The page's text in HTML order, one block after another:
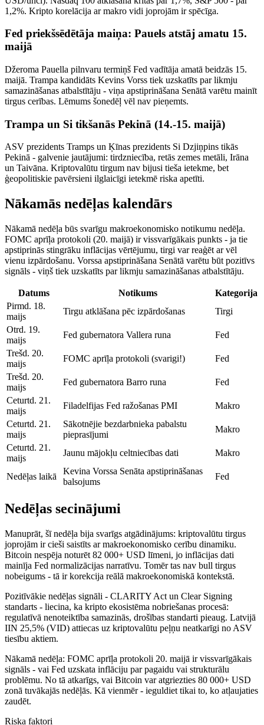
1,2%. Kripto korelācija ar makro vidi joprojām ir spēcīga.
Fed priekšsēdētāja maiņa: Pauels atstāj amatu 15.
maijā
Džeroma Pauella pilnvaru termiņš Fed vadītāja amatā beidzās 15.
maijā. Trampa kandidāts Kevins Vorss tiek uzskatīts par likmju
samazināšanas atbalstītāju - viņa apstiprināšana Senātā varētu mainīt
tirgus cerības. Lēmums šonedēļ vēl nav pieņemts.
Trampa un Si tikšanās Pekinā (14.-15. maijā)
ASV prezidents Tramps un Ķīnas prezidents Si Dzjiņpins tikās
Pekinā - galvenie jautājumi: tirdzniecība, retās zemes metāli, Irāna
un Taivāna. Kriptovalūtu tirgum nav bijusi tieša ietekme, bet
ģeopolitiskie pavērsieni ilglaicīgi ietekmē riska apetīti.
Nākamās nedēļas kalendārs
Nākamā nedēļa būs svarīgu makroekonomisko notikumu nedēļa.
FOMC aprīļa protokoli (20. maijā) ir vissvarīgākais punkts - ja tie
apstiprinās stingrāku inflācijas vērtējumu, tirgi var reaģēt ar vēl
vienu izpārdošanu. Vorssa apstiprināšana Senātā varētu būt pozitīvs
signāls - viņš tiek uzskatīts par likmju samazināšanas atbalstītāju.
Datums Notikums
Kategorija
Pirmd. 18.
maijs
Tirgu atklāšana pēc izpārdošanas
Tirgi
Otrd. 19.
maijs
Fed gubernatora Vallera runa
Fed
Trešd. 20.
maijs
FOMC aprīļa protokoli (svarigi!)
Fed
Trešd. 20.
maijs
Fed gubernatora Barro runa
Fed
Ceturtd. 21.
maijs
Filadelfijas Fed ražošanas PMI
Makro
Ceturtd. 21.
maijs
Sākotnējie bezdarbnieka pabalstu
pieprasījumi
Makro
Ceturtd. 21.
maijs
Jaunu mājokļu celtniecības dati Makro
Nedēļas laikā
Kevina Vorssa Senāta apstiprināšanas
balsojums
Fed
Nedēļas secinājumi
Manuprāt, šī nedēļa bija svarīgs atgādinājums: kriptovalūtu tirgus
joprojām ir cieši saistīts ar makroekonomisko cerību dinamiku.
Bitcoin nespēja noturēt 82 000+ USD līmeni, jo inflācijas dati
mainīja Fed normalizācijas narratīvu. Tomēr tas nav bull tirgus
nobeigums - tā ir korekcija reālā makroekonomiskā kontekstā.
Pozitīvākie nedēļas signāli - CLARITY Act un Clear Signing
standarts - liecina, ka kripto ekosistēma nobriešanas procesā:
regulatīvā nenoteiktība samazinās, drošības standarti pieaug. Latvijā
IIN 25,5% (VID) attiecas uz kriptovalūtu peļņu neatkarīgi no ASV
tiesību aktiem.
Nākamā nedēļa: FOMC aprīļa protokoli 20. maijā ir vissvarīgākais
signāls - vai Fed uzskata inflāciju par pagaidu vai strukturālu
problēmu. No tā atkarīgs, vai Bitcoin var atgriezties 80 000+ USD
zonā tuvākajās nedēļās. Kā vienmēr - ieguldiet tikai to, ko atļaujaties
zaudēt.
Riska faktori